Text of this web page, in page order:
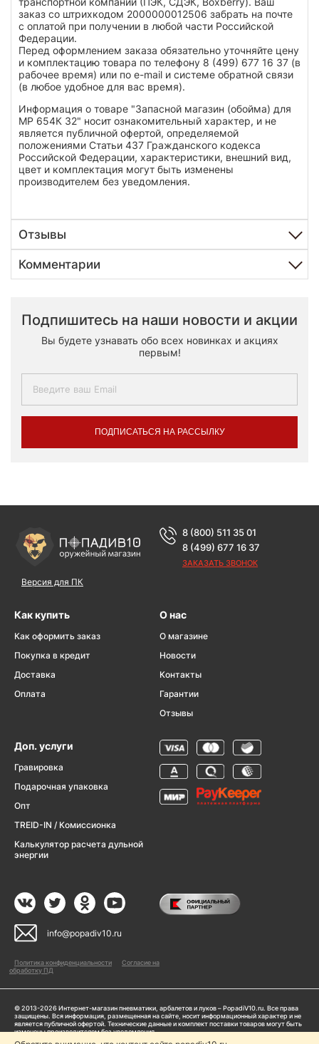
заказ со штрихкодом 2000000012506 забрать на почте
с оплатой при получении в любой части Российской
Федерации.
Перед оформлением заказа обязательно уточняйте цену
и комплектацию товара по телефону 8 (499) 677 16 37 (в
рабочее время) или по e-mail и системе обратной связи
(в любое удобное для вас время).
Информация о товаре "Запасной магазин (обойма) для
МР 654К 32" носит ознакомительный характер, и не
является публичной офертой, определяемой
положениями Статьи 437 Гражданского кодекса
Российской Федерации, характеристики, внешний вид,
цвет и комплектация могут быть изменены
производителем без уведомления.
Отзывы
Комментарии
Подпишитесь на наши новости и акции
Вы будете узнавать обо всех новинках и акциях
первым!
ПОДПИСАТЬСЯ НА РАССЫЛКУ
Версия для ПК
8 (800) 511 35 01
8 (499) 677 16 37
ЗАКАЗАТЬ ЗВОНОК
Как купить
Как оформить заказ
Покупка в кредит
Доставка
Оплата
О нас
О магазине
Новости
Контакты
Гарантии
Отзывы
Доп. услуги
Гравировка
Подарочная упаковка
Опт
TREID-IN / Комиссионка
Калькулятор расчета дульной
энергии
info@popadiv10.ru
Политика конфиденциальности
Согласие на
обработку ПД
© 2013-2026 Интернет-магазин пневматики, арбалетов и луков – PopadiV10.ru. Все права
защищены. Вся информация, размещенная на сайте, носит информационный характер и не
является публичной офертой. Технические данные и комплект поставки товаров могут быть
изменены производителем без уведомления